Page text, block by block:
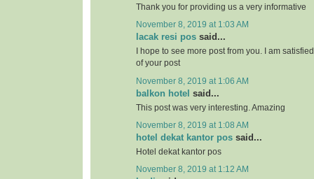
Thank you for providing us a very informative
November 8, 2019 at 1:03 AM
lacak resi pos said...
I hope to see more post from you. I am
of your post
November 8, 2019 at 1:06 AM
balkon hotel said...
This post was very interesting. Amazing
November 8, 2019 at 1:08 AM
hotel dekat kantor pos said...
Hotel dekat kantor pos
November 8, 2019 at 1:12 AM